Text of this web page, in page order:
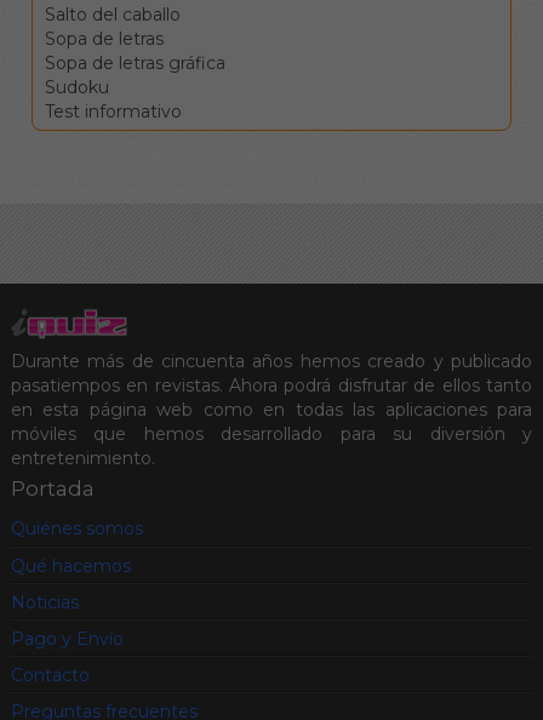
Salto del caballo
Sopa de letras
Sopa de letras gráfica
Sudoku
Test informativo
Durante más de cincuenta años hemos creado y publicado
pasatiempos en revistas. Ahora podrá disfrutar de ellos tanto
en esta página web como en todas las aplicaciones para
móviles que hemos desarrollado para su diversión y
entretenimiento.
Portada
Quiénes somos
Qué hacemos
Noticias
Pago y Envío
Contacto
Preguntas frecuentes
caso de que vea
penalizaciones en la
puntuación final.